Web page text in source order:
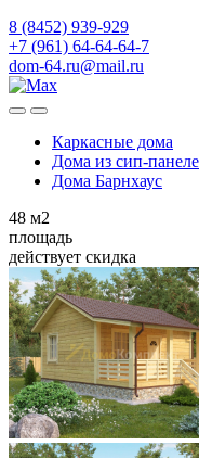
8 (8452) 939-929
+7 (961) 64-64-64-7
dom-64.ru@mail.ru
Каркасные дома
Дома из сип-
Дома Барнхаус
48 м2
площадь
действует скидка